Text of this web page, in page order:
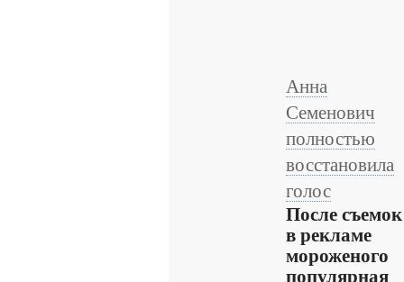
Анна
Семенович
полностью
восстановила
голос
После съемок
в рекламе
мороженого
популярная